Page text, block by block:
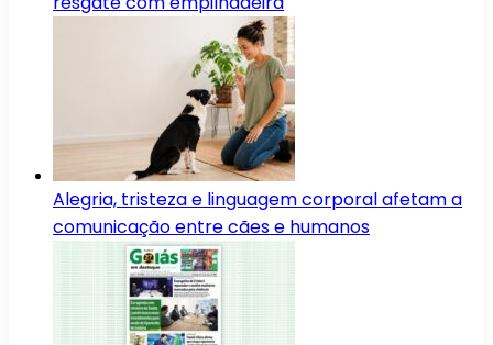
Alegria, tristeza e linguagem corporal afetam a
comunicação entre cães e humanos